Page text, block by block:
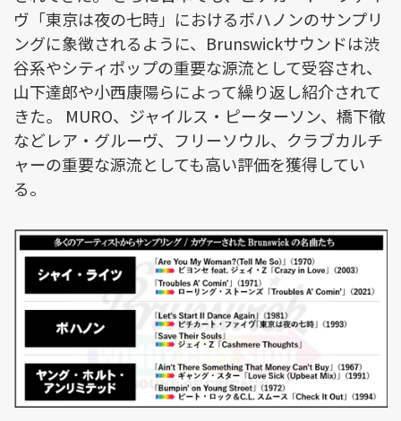
ヴ「東京は夜の七時」におけるボハノンのサンプリ
ングに象徴されるように、Brunswickサウンドは渋
谷系やシティポップの重要な源流として受容され、
山下達郎や小西康陽らによって繰り返し紹介されて
きた。 MURO、ジャイルス・ピーターソン、橋下徹
などレア・グルーヴ、フリーソウル、クラブカルチ
ャーの重要な源流としても高い評価を獲得してい
る。